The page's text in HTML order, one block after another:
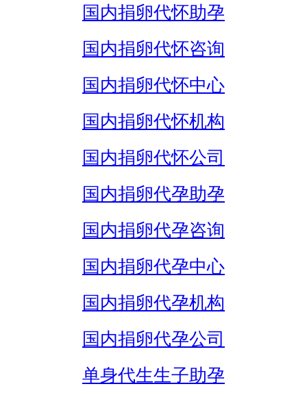
国内捐卵代怀助孕
国内捐卵代怀咨询
国内捐卵代怀中心
国内捐卵代怀机构
国内捐卵代怀公司
国内捐卵代孕助孕
国内捐卵代孕咨询
国内捐卵代孕中心
国内捐卵代孕机构
国内捐卵代孕公司
单身代生生子助孕